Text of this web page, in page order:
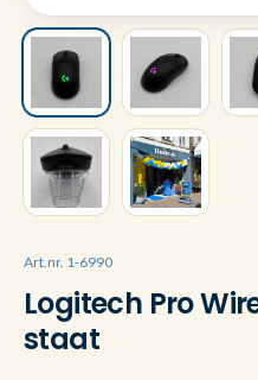
Art.nr. 1-6990
Logitech Pro
staat